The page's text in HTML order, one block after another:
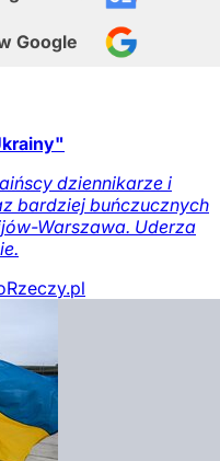
Google
dziennikarze i
bardziej buńczucznych
Warszawa. Uderza